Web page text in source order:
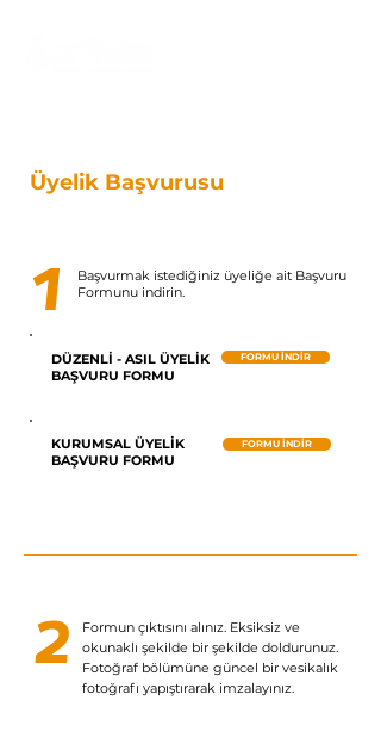
Üyelik Başvurusu
1
Başvurmak istediğiniz üyeliğe ait Başvuru
Formunu indirin.
DÜZENLİ - ASIL ÜYELİK
BAŞVURU FORMU
FORMU İNDİR
KURUMSAL ÜYELİK
BAŞVURU FORMU
FORMU İNDİR
2
Formun çıktısını alınız. Eksiksiz ve
okunaklı şekilde bir şekilde doldurunuz.
Fotoğraf bölümüne güncel bir vesikalık
fotoğrafı yapıştırarak imzalayınız.